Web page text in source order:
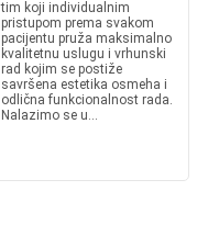
tim koji individualnim
pristupom prema svakom
pacijentu pruža maksimalno
kvalitetnu uslugu i vrhunski
rad kojim se postiže
savršena estetika osmeha i
odlična funkcionalnost rada.
Nalazimo se u...